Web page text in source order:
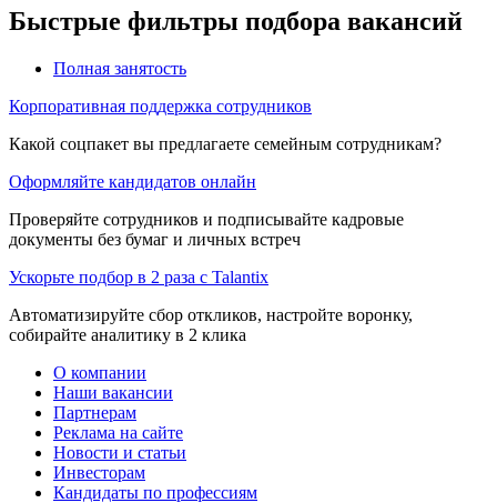
Быстрые фильтры подбора вакансий
Полная занятость
Корпоративная поддержка сотрудников
Какой соцпакет вы предлагаете семейным сотрудникам?
Оформляйте кандидатов онлайн
Проверяйте сотрудников и подписывайте кадровые
документы без бумаг и личных встреч
Ускорьте подбор в 2 раза с Talantix
Автоматизируйте сбор откликов, настройте воронку,
собирайте аналитику в 2 клика
О компании
Наши вакансии
Партнерам
Реклама на сайте
Новости и статьи
Инвесторам
Кандидаты по профессиям